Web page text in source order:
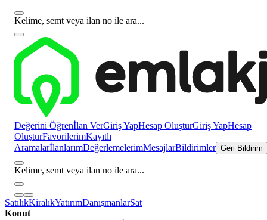
Kelime, semt veya ilan no ile ara...
Değerini Öğrenİlan VerGiriş YapHesap OluşturGiriş YapHesap
OluşturFavorilerimKayıtlı
AramalarİlanlarımDeğerlemelerimMesajlarBildirimler Geri Bildirim
Kelime, semt veya ilan no ile ara...
SatılıkKiralıkYatırımDanışmanlarSat
Konut